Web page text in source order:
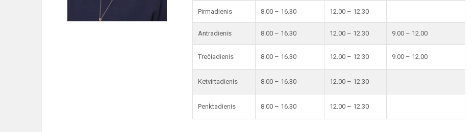
Pirmadienis 8.00 – 16.30 12.00 – 12.30
Antradienis 8.00 – 16.30 12.00 – 12.30 9.00 – 12.00
Trečiadienis 8.00 – 16.30 12.00 – 12.30 9.00 – 12.00
Ketvirtadienis 8.00 – 16.30 12.00 – 12.30
Penktadienis 8.00 – 16.30 12.00 – 12.30